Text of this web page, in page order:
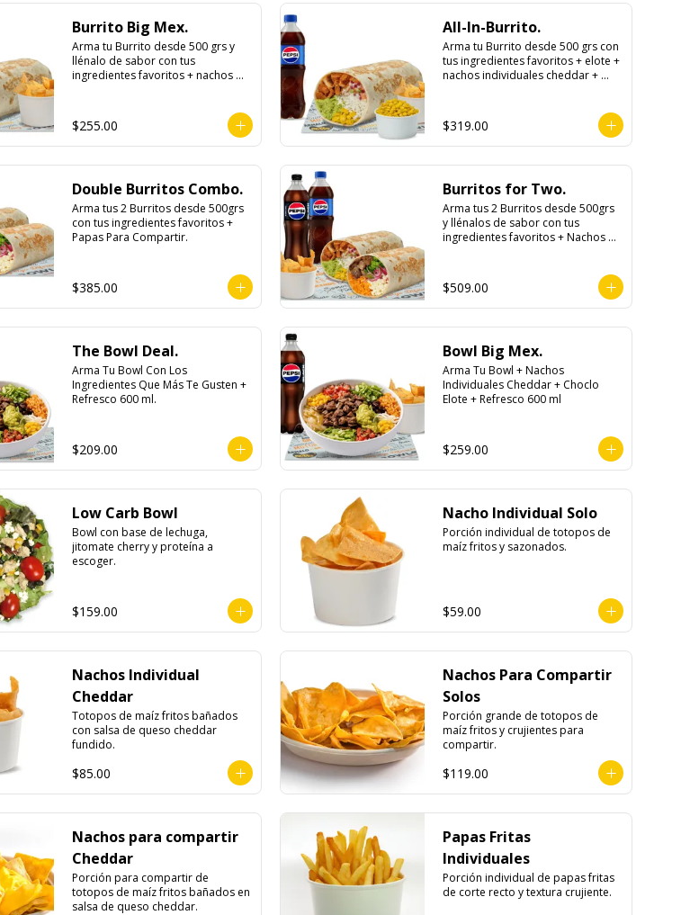
Burrito Big Mex.
Arma tu Burrito desde 500 grs y
llénalo de sabor con tus
ingredientes favoritos + nachos
$255.00
All-In-Burrito.
Arma tu Burrito desde 500 grs con
tus ingredientes favoritos + elote +
nachos individuales cheddar +
$319.00
Double Burritos Combo.
Arma tus 2 Burritos desde 500grs
con tus ingredientes favoritos +
Papas Para Compartir.
$385.00
Burritos for Two.
Arma tus 2 Burritos desde 500grs
y llénalos de sabor con tus
ingredientes favoritos + Nachos
$509.00
The Bowl Deal.
Arma Tu Bowl Con Los
Ingredientes Que Más Te Gusten +
Refresco 600 ml.
$209.00
Bowl Big Mex.
Arma Tu Bowl + Nachos
Individuales Cheddar + Choclo
Elote + Refresco 600 ml
$259.00
Low Carb Bowl
Bowl con base de lechuga,
jitomate cherry y proteína a
escoger.
$159.00
Nacho Individual Solo
Porción individual de totopos de
maíz fritos y sazonados.
$59.00
Nachos Individual
Cheddar
Totopos de maíz fritos bañados
con salsa de queso cheddar
fundido.
$85.00
Nachos Para Compartir
Solos
Porción grande de totopos de
maíz fritos y crujientes para
compartir.
$119.00
Nachos para compartir
Cheddar
Porción para compartir de
totopos de maíz fritos bañados en
salsa de queso cheddar.
Papas Fritas
Individuales
Porción individual de papas fritas
de corte recto y textura crujiente.